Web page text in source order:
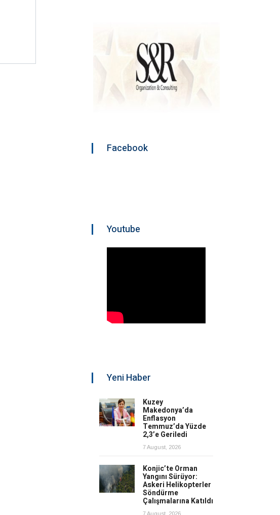
Facebook
Youtube
Yeni Haber
Kuzey
Makedonya’da
Enflasyon
Temmuz’da Yüzde
2,3’e Geriledi
7 August, 2026
Konjic’te Orman
Yangını Sürüyor:
Askeri Helikopterler
Söndürme
Çalışmalarına Katıldı
7 August, 2026